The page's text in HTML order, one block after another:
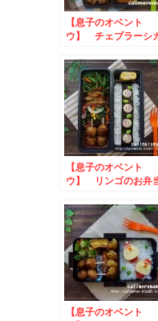
【息子のオベント
ウ】 チェブラーシ
スな瞬間2023！写真
投稿キャンペーン
【息子のオベント
ウ】 リンゴのお弁
【息子のオベント